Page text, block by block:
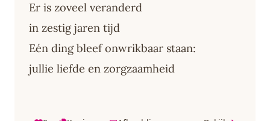
Er is zoveel veranderd
in zestig jaren tijd
Eén ding bleef onwrikbaar staan:
jullie liefde en zorgzaamheid